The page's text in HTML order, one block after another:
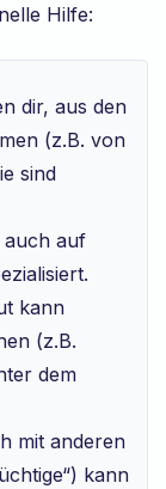
Hilfe:
dir, aus den
(z.B. von
sind
auch auf
kann
(z.B.
dem
mit anderen
kann